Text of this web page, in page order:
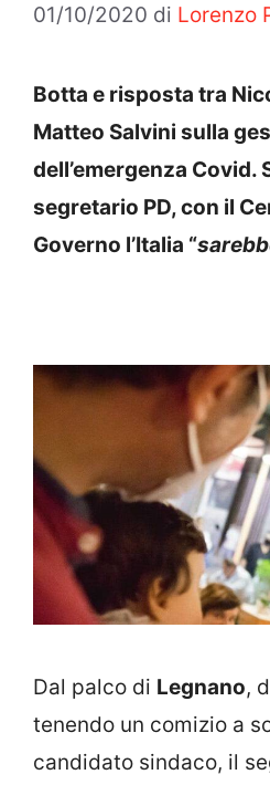
01/10/2020 di Lorenzo
Botta e risposta tra
Matteo Salvini sulla
dell’emergenza Covid.
segretario PD, con il
Governo l’Italia “
Dal palco di Legnano,
tenendo un comizio a
candidato sindaco, il